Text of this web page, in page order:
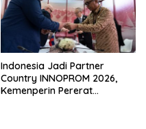
Indonesia Jadi Partner
Country INNOPROM 2026,
Kemenperin Pererat